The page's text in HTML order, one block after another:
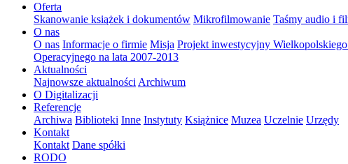
Oferta
Skanowanie książek i dokumentów Mikrofilmowanie Taśmy audio i
O nas
O nas Informacje o firmie Misja Projekt inwestycyjny
Operacyjnego na lata 2007-2013
Aktualności
Najnowsze aktualności Archiwum
O Digitalizacji
Referencje
Archiwa Biblioteki Inne Instytuty Książnice Muzea Uczelnie Urzędy
Kontakt
Kontakt Dane spółki
RODO